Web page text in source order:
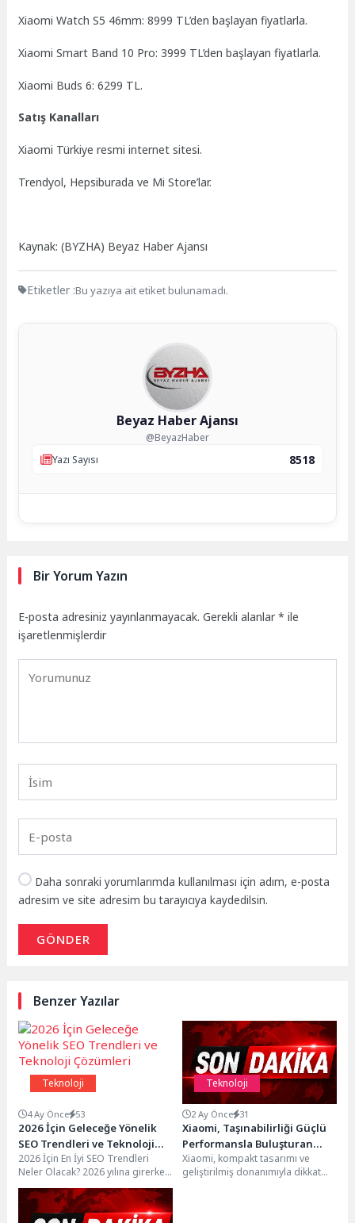
Xiaomi Watch S5 46mm: 8999 TL’den başlayan fiyatlarla.
Xiaomi Smart Band 10 Pro: 3999 TL’den başlayan fiyatlarla.
Xiaomi Buds 6: 6299 TL.
Satış Kanalları
Xiaomi Türkiye resmi internet sitesi.
Trendyol, Hepsiburada ve Mi Store’lar.
Kaynak: (BYZHA) Beyaz Haber Ajansı
Etiketler :Bu yazıya ait etiket bulunamadı.
Beyaz Haber Ajansı
@BeyazHaber
Yazı Sayısı
8518
Bir Yorum Yazın
E-posta adresiniz yayınlanmayacak. Gerekli alanlar* ile
işaretlenmişlerdir
Daha sonraki yorumlarımda kullanılması için adım, e-posta
adresim ve site adresim bu tarayıcıya kaydedilsin.
GÖNDER
Benzer Yazılar
Teknoloji
4 Ay Önce 53
2026 İçin Geleceğe Yönelik
SEO Trendleri ve Teknoloji
Çözümleri
2026 İçin En İyi SEO Trendleri
Neler Olacak? 2026 yılına girerken
SEO dünyasında yaşanması
beklenen...
Teknoloji
2 Ay Önce 31
Xiaomi, Taşınabilirliği Güçlü
Performansla Buluşturan
Yeni REDMI Pad 2’yi Tanıttı
Xiaomi, kompakt tasarımı ve
geliştirilmiş donanımıyla dikkat